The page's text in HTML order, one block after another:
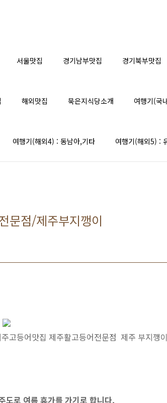
서울맛집 경기남부맛집 경기북부맛집
해외맛집 묵은지식당소개 여행기(국
여행기(해외4) : 동남아,기타 여행기(해외5) :
문점/제주부지깽이
등어전문점 제주 부지깽이
도로 여름 휴가를 가기로 합니다.